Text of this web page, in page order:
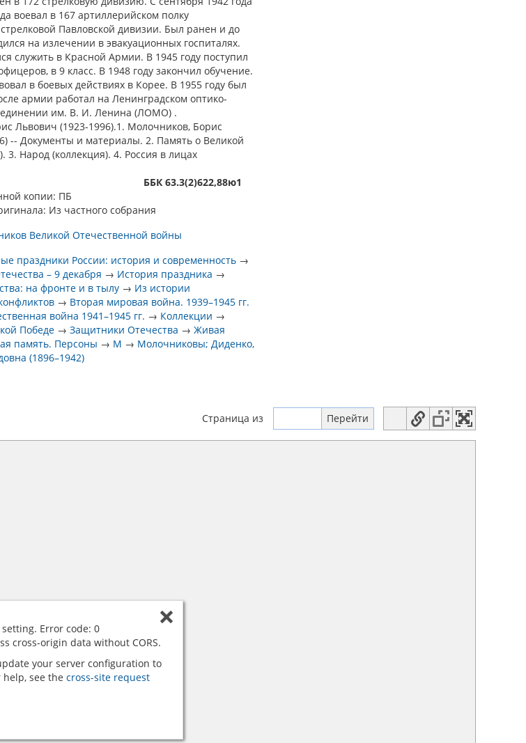
воевал в 167 артиллерийском полку
Павловской дивизии. Был ранен и до
на излечении в эвакуационных госпиталях.
служить в Красной Армии. В 1945 году поступил
в 9 класс. В 1948 году закончил обучение.
в боевых действиях в Корее. В 1955 году был
армии работал на Ленинградском оптико-
им. В. И. Ленина (ЛОМО) .
Львович (1923-1996).1. Молочников, Борис
-- Документы и материалы. 2. Память о Великой
3. Народ (коллекция). 4. Россия в лицах
ББК 63.3(2)622,88ю1
копии: ПБ
Из частного собрания
Великой Отечественной войны
праздники России: история и современность →
– 9 декабря → История праздника →
на фронте и в тылу → Из истории
→ Вторая мировая война. 1939–1945 гг.
война 1941–1945 гг. → Коллекции →
Победе →Защитники Отечества →Живая
память. Персоны → М → Молочниковы; Диденко,
(1896–1942)
Страница из
Error code: 0
cross-origin data without CORS.
your server configuration to
help, see the cross-site request